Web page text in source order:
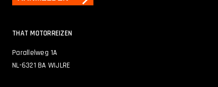
THAT MOTORREIZEN
Parallelweg 1A
NL-6321 BA WIJLRE